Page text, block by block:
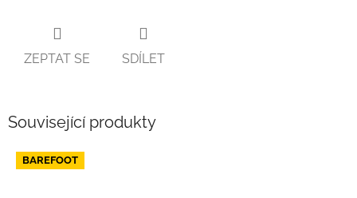
ZEPTAT SE SDÍLET
Související produkty
BAREFOOT